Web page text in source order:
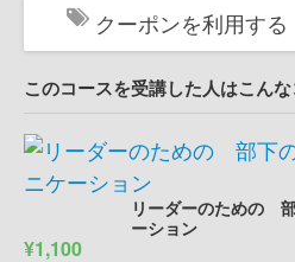
クーポンを利用する
このコースを受講した人はこん
リーダーのための
ーション
¥1,100